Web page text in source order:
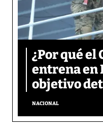
¿Por qué el
entrena en
objetivo
NACIONAL